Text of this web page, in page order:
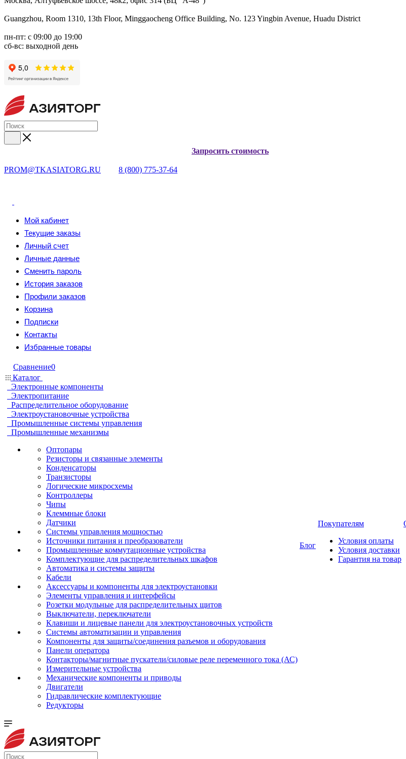
Guangzhou, Room 1310, 13th Floor, Minggaocheng Office Building, No. 123 Yingbin Avenue, Huadu District
пн-пт: с 09:00 до 19:00
сб-вс: выходной день
PROM@TKASIATORG.RU 8 (800) 775-37-64
Запросить стоимость
Мой кабинет
Текущие заказы
Личный счет
Личные данные
Сменить пароль
История заказов
Профили заказов
Корзина
Подписки
Контакты
Избранные товары
Сравнение0
Каталог
Электронные компоненты
Электропитание
Распределительное оборудование
Электроустановочные устройства
Промышленные системы управления
Промышленные механизмы
Оптопары
Резисторы и связанные элементы
Конденсаторы
Транзисторы
Логические микросхемы
Контроллеры
Чипы
Клеммные блоки
Датчики
Системы управления мощностью
Источники питания и преобразователи
Промышленные коммутационные устройства
Комплектующие для распределительных шкафов
Автоматика и системы защиты
Кабели
Аксессуары и компоненты для электроустановки
Элементы управления и интерфейсы
Розетки модульные для распределительных щитов
Выключатели, переключатели
Клавиши и лицевые панели для электроустановочных устройств
Системы автоматизации и управления
Компоненты для защиты/соединения разъемов и оборудования
Панели оператора
Контакторы/магнитные пускатели/силовые реле переменного тока (АС)
Измерительные устройства
Механические компоненты и приводы
Двигатели
Гидравлические комплектующие
Редукторы
Блог
Покупателям
Условия оплаты
Условия доставки
Гарантия на товар